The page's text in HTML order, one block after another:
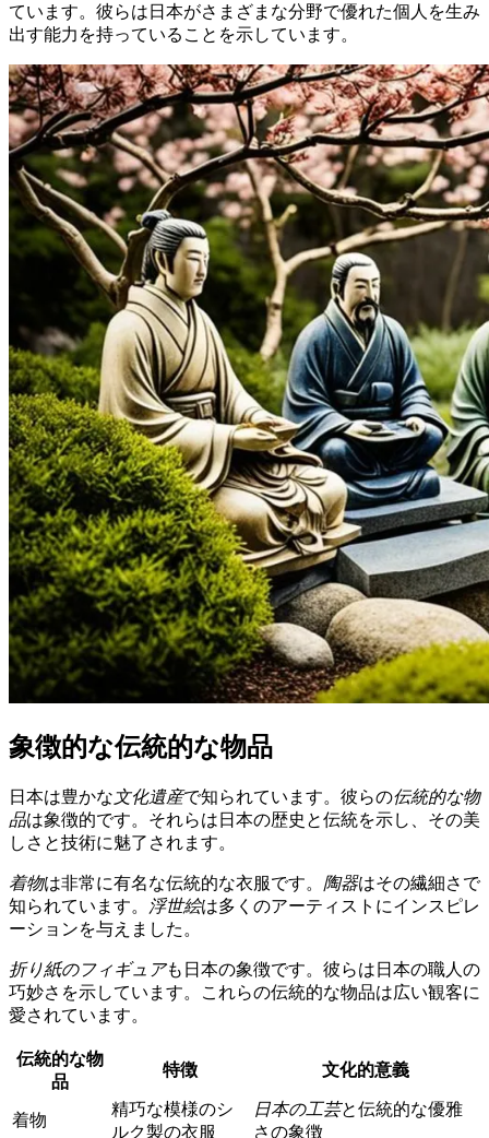
ています。彼らは日本がさまざまな分野で優れた個人を生み
出す能力を持っていることを示しています。
象徴的な伝統的な物品
日本は豊かな文化遺産で知られています。彼らの伝統的な物
品は象徴的です。それらは日本の歴史と伝統を示し、その美
しさと技術に魅了されます。
着物は非常に有名な伝統的な衣服です。 陶器はその繊細さで
知られています。
浮世絵は多くのアーティストにインスピレ
ーションを与えました。
折り紙のフィギュアも日本の象徴です。彼らは日本の職人の
巧妙さを示しています。これらの伝統的な物品は広い観客に
愛されています。
伝統的な物
品
特徴 文化的意義
着物
精巧な模様のシ
ルク製の衣服
日本の工芸と伝統的な優雅
さの象徴